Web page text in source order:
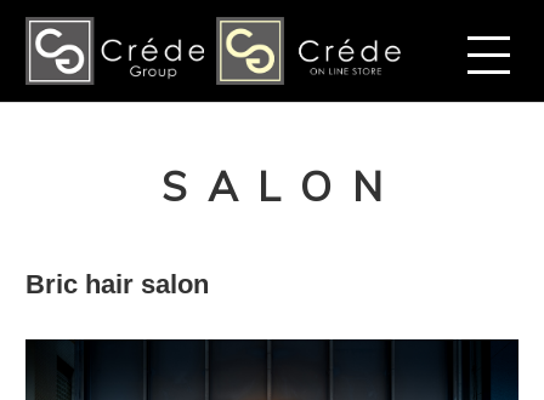
SALON
Bric hair salon